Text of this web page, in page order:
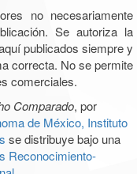
no necesariamente
Se autoriza la
publicados siempre y
correcta. No se permite
comerciales.
Comparado, por
de México, Instituto
se distribuye bajo una
Reconocimiento-